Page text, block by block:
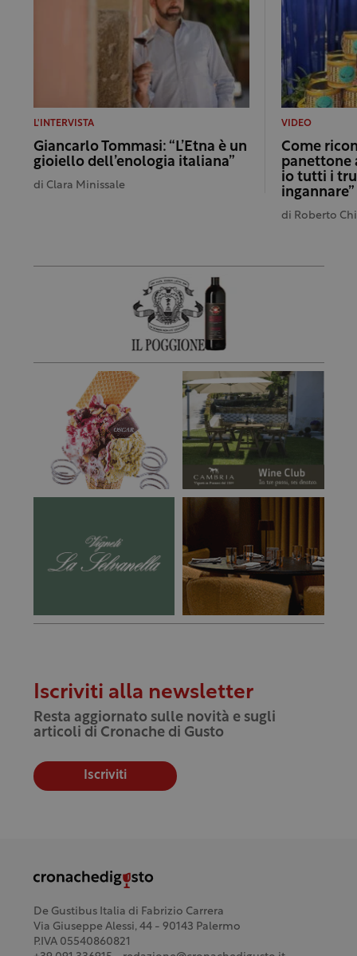
L'INTERVISTA
Giancarlo Tommasi: “L’Etna è un
gioiello dell’enologia italiana”
di Clara Minissale
VIDEO
Come
panettone
io tutti i
ingannare”
di Roberto
Iscriviti alla newsletter
Resta aggiornato sulle novità e sugli
articoli di Cronache di Gusto
Iscriviti
De Gustibus Italia di Fabrizio Carrera
Via Giuseppe Alessi, 44 - 90143 Palermo
P.IVA 05540860821